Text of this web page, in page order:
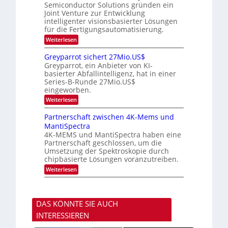
e
n
d
s
t
e
n
H
a
l
b
j
a
h
r
m
m
t
i
n
d
e
D
A
C
H
-
I
n
d
u
t
i
e
z
u
-
K
u
r
s
v
o
n
P
h
o
t
o
n
i
c
s
H
u
b
Semiconductor Solutions gründen ein
Joint Venture zur Entwicklung
intelligenter visionsbasierter Lösungen
für die Fertigungsautomatisierung.
Weiterlesen:
M
t
s
u
b
i
s
h
i
E
l
c
t
r
i
c
u
o
y
Greyparrot sichert 27Mio.US$
Greyparrot, ein Anbieter von KI-
basierter Abfallintelligenz, hat in einer
Series-B-Runde 27Mio.US$
eingeworben.
Weiterlesen:
G
r
e
y
p
a
r
r
o
t
s
h
e
r
t
Partnerschaft zwischen 4K-Mems und
MantiSpectra
4K-MEMS und MantiSpectra haben eine
Partnerschaft geschlossen, um die
Umsetzung der Spektroskopie durch
chipbasierte Lösungen voranzutreiben.
Weiterlesen:
P
t
n
e
r
DAS KÖNNTE SIE AUCH
INTERESSIEREN